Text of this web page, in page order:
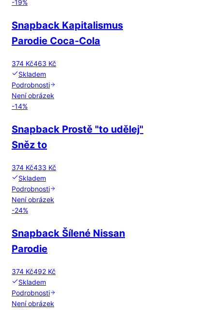
-19%
Snapback Kapitalismus
Parodie Coca-Cola
374 Kč463 Kč
Skladem
Podrobnosti
Není obrázek
-14%
Snapback Prostě "to udělej"
Sněz to
374 Kč433 Kč
Skladem
Podrobnosti
Není obrázek
-24%
Snapback Šílené Nissan
Parodie
374 Kč492 Kč
Skladem
Podrobnosti
Není obrázek